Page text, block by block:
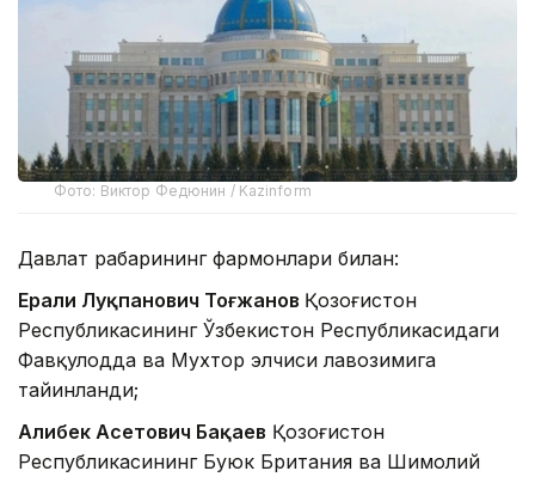
Фото: Виктор Федюнин / Kazinform
Давлат раҳбарининг фармонлари билан:
Ерали Луқпанович Тоғжанов Қозоғистон
Республикасининг Ўзбекистон Республикасидаги
Фавқулодда ва Мухтор элчиси лавозимига
тайинланди;
Алибек Асетович Бақаев Қозоғистон
Республикасининг Буюк Британия ва Шимолий